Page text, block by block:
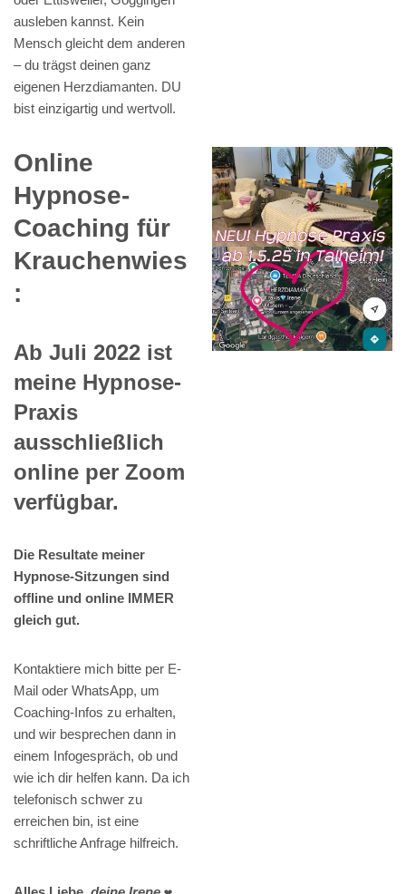
ausleben kannst. Kein
Mensch gleicht dem anderen
– du trägst deinen ganz
eigenen Herzdiamanten. DU
bist einzigartig und wertvoll.
Online
Hypnose-
Coaching für
Krauchenwies
:
Ab Juli 2022 ist
meine Hypnose-
Praxis
ausschließlich
online per Zoom
verfügbar.
Die Resultate meiner
Hypnose-Sitzungen sind
offline und online IMMER
gleich gut.
Kontaktiere mich bitte per E-
Mail oder WhatsApp, um
Coaching-Infos zu erhalten,
und wir besprechen dann in
einem Infogespräch, ob und
wie ich dir helfen kann. Da ich
telefonisch schwer zu
erreichen bin, ist eine
schriftliche Anfrage hilfreich.